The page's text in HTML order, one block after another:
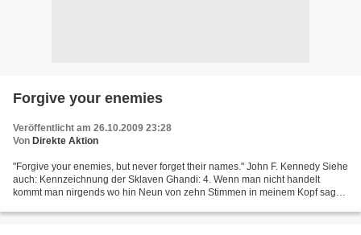
Forgive your enemies
Veröffentlicht am 26.10.2009 23:28
Von Direkte Aktion
"Forgive your enemies, but never forget their names." John F. Kennedy Siehe
auch: Kennzeichnung der Sklaven Ghandi: 4. Wenn man nicht handelt
kommt man nirgends wo hin Neun von zehn Stimmen in meinem Kopf sagen